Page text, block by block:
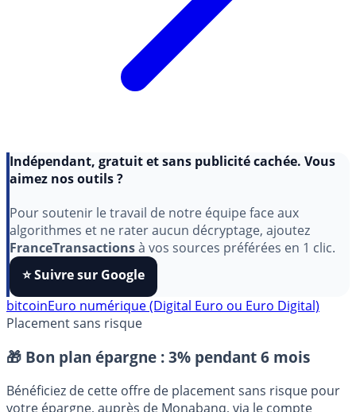
aimez nos outils ?
Pour soutenir le travail de notre équipe face aux
algorithmes et ne rater aucun décryptage, ajoutez
FranceTransactionsà vos sources préférées en 1 clic.
⭐️ Suivre sur Google
Placement sans risque
🎁 Bon plan épargne : 3% pendant 6 mois